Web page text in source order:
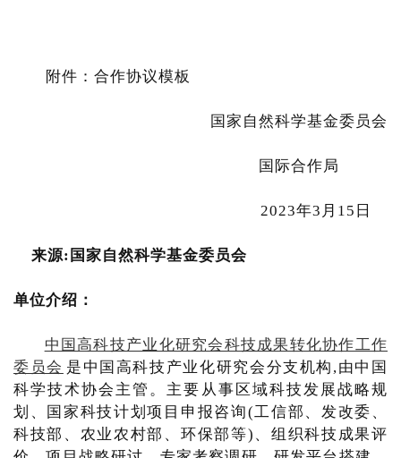
附件：合作协议模板
国家自然科学基金委员会
国际合作局
2023年3月15日
来源:国家自然科学基金委员会
单位介绍：
中国高科技产业化研究会科技成果转化协作工作
委员会 是中国高科技产业化研究会分支机构,由中国
科学技术协会主管。主要从事区域科技发展战略规
划、国家科技计划项目申报咨询(工信部、发改委、
科技部、农业农村部、环保部等)、组织科技成果评